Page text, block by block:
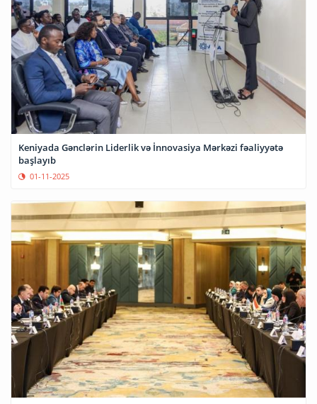
Keniyada Gənclərin Liderlik və İnnovasiya Mərkəzi fəaliyyətə
başlayıb
01-11-2025